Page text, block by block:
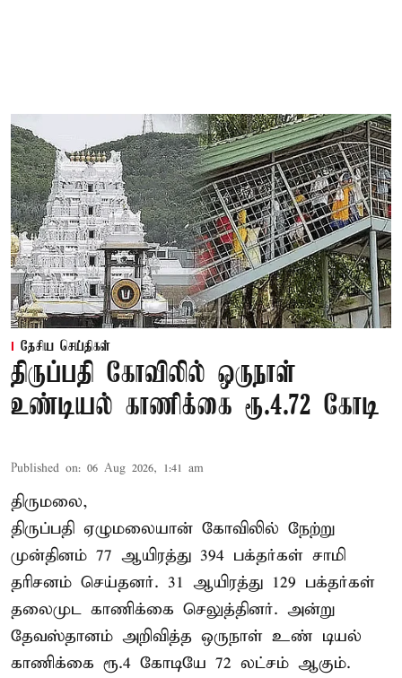
தேசிய செய்திகள்
திருப்பதி கோவிலில் ஒருநாள்
உண்டியல் காணிக்கை ரூ.4.72 கோடி
Published on: 06 Aug 2026, 1:41 am
திருமலை,
திருப்பதி ஏழுமலையான் கோவிலில் நேற்று
முன்தினம் 77 ஆயிரத்து 394 பக்தர்கள் சாமி
தரிசனம் செய்தனர். 31 ஆயிரத்து 129 பக்தர்கள்
தலைமுட காணிக்கை செலுத்தினர். அன்று
தேவஸ்தானம் அறிவித்த ஒருநாள் உண் டியல்
காணிக்கை ரூ.4 கோடியே 72 லட்சம் ஆகும்.